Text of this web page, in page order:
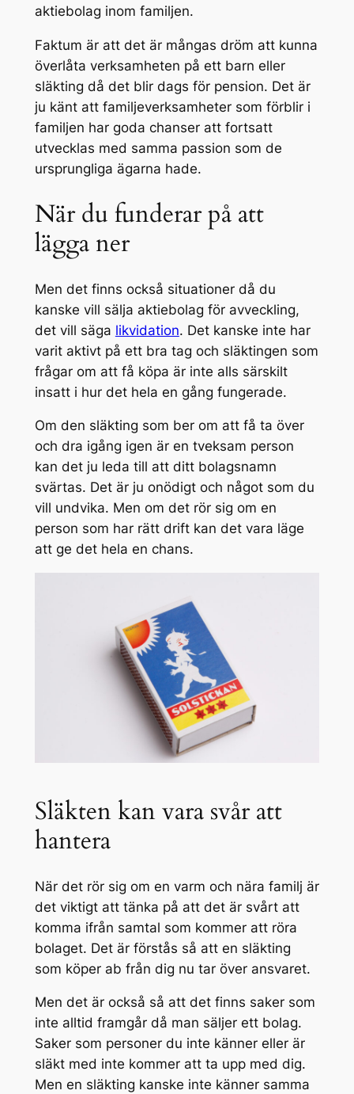
aktiebolag inom familjen.
Faktum är att det är mångas dröm att kunna
överlåta verksamheten på ett barn eller
släkting då det blir dags för pension. Det är
ju känt att familjeverksamheter som förblir i
familjen har goda chanser att fortsatt
utvecklas med samma passion som de
ursprungliga ägarna hade.
När du funderar på att
lägga ner
Men det finns också situationer då du
kanske vill sälja aktiebolag för avveckling,
det vill säga likvidation. Det kanske inte har
varit aktivt på ett bra tag och släktingen som
frågar om att få köpa är inte alls särskilt
insatt i hur det hela en gång fungerade.
Om den släkting som ber om att få ta över
och dra igång igen är en tveksam person
kan det ju leda till att ditt bolagsnamn
svärtas. Det är ju onödigt och något som du
vill undvika. Men om det rör sig om en
person som har rätt drift kan det vara läge
att ge det hela en chans.
Släkten kan vara svår att
hantera
När det rör sig om en varm och nära familj är
det viktigt att tänka på att det är svårt att
komma ifrån samtal som kommer att röra
bolaget. Det är förstås så att en släkting
som köper ab från dig nu tar över ansvaret.
Men det är också så att det finns saker som
inte alltid framgår då man säljer ett bolag.
Saker som personer du inte känner eller är
släkt med inte kommer att ta upp med dig.
Men en släkting kanske inte känner samma